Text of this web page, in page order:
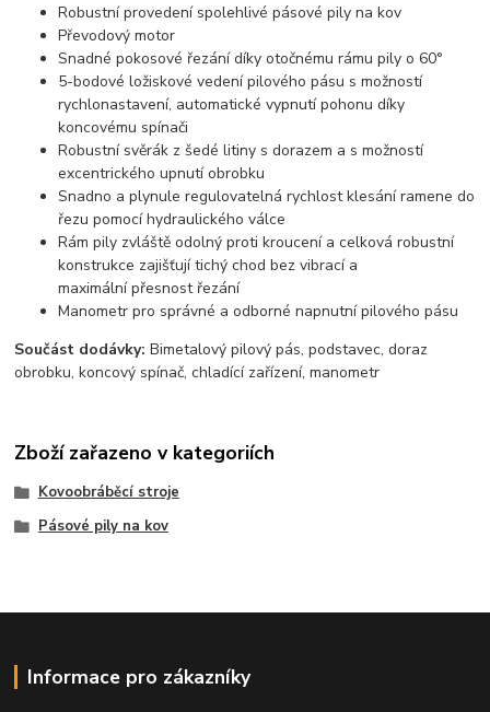
Robustní provedení spolehlivé pásové pily na kov
Převodový motor
Snadné pokosové řezání díky otočnému rámu pily o 60°
5-bodové ložiskové vedení pilového pásu s možností
rychlonastavení, automatické vypnutí pohonu díky
koncovému spínači
Robustní svěrák z šedé litiny s dorazem a s možností
excentrického upnutí obrobku
Snadno a plynule regulovatelná rychlost klesání ramene do
řezu pomocí hydraulického válce
Rám pily zvláště odolný proti kroucení a celková robustní
konstrukce zajišťují tichý chod bez vibrací a
maximální přesnost řezání
Manometr pro správné a odborné napnutní pilového pásu
Součást dodávky: Bimetalový pilový pás, podstavec, doraz
obrobku, koncový spínač, chladící zařízení, manometr
Zboží zařazeno v kategoriích
Kovoobráběcí stroje
Pásové pily na kov
Informace pro zákazníky